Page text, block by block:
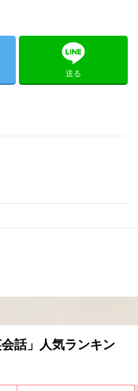
送る
話」人気ランキン